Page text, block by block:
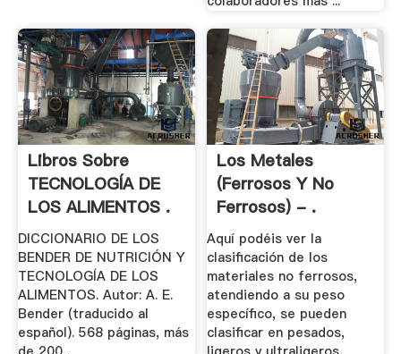
Libros Sobre
TECNOLOGÍA DE
LOS ALIMENTOS .
DICCIONARIO DE LOS
BENDER DE NUTRICIÓN Y
TECNOLOGÍA DE LOS
ALIMENTOS. Autor: A. E.
Bender (traducido al
español). 568 páginas, más
Los Metales
(ferrosos Y No
Ferrosos) - .
Aquí podéis ver la
clasificación de los
materiales no ferrosos,
atendiendo a su peso
específico, se pueden
clasificar en pesados,